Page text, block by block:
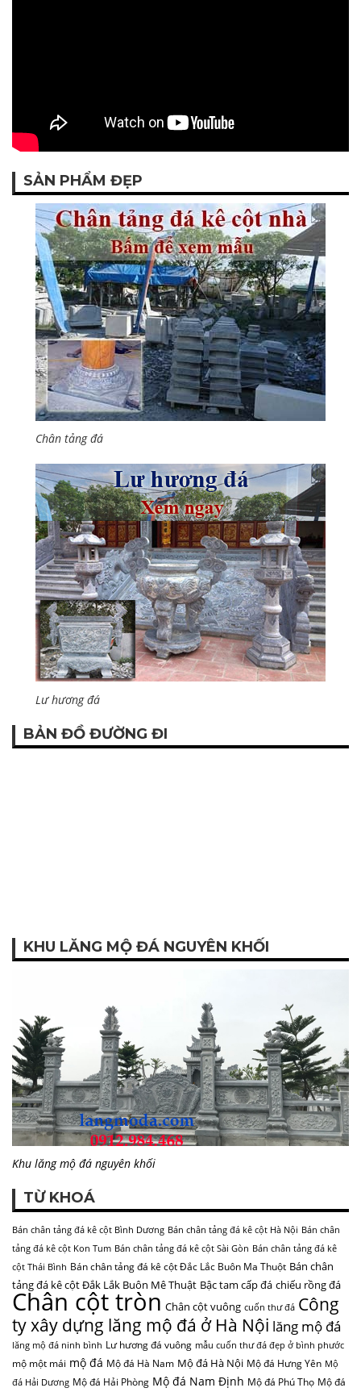
SẢN PHẨM ĐẸP
Chân tảng đá
Lư hương đá
BẢN ĐỒ ĐƯỜNG ĐI
KHU LĂNG MỘ ĐÁ NGUYÊN KHỐI
Khu lăng mộ đá nguyên khối
TỪ KHOÁ
Bán chân tảng đá kê cột Bình Dương Bán chân tảng đá kê cột Hà Nội Bán chân
tảng đá kê cột Kon Tum Bán chân tảng đá kê cột Sài Gòn Bán chân tảng đá kê
cột Thái Bình Bán chân tảng đá kê cột Đắc Lắc Buôn Ma Thuột Bán chân
tảng đá kê cột Đắk Lắk Buôn Mê Thuật Bậc tam cấp đá chiếu rồng đá
Chân cột tròn Chân cột vuông cuốn thư đá Công
ty xây dựng lăng mộ đá ở Hà Nội lăng mộ đá
lăng mộ đá ninh bình Lư hương đá vuông mẫu cuốn thư đá đẹp ở bình phước
mộ một mái mộ đá Mộ đá Hà Nam Mộ đá Hà Nội Mộ đá Hưng Yên Mộ
đá Hải Dương Mộ đá Hải Phòng Mộ đá Nam Định Mộ đá Phú Thọ Mộ đá